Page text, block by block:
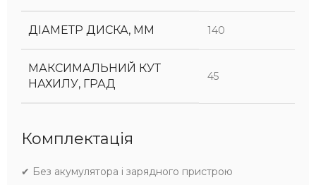
ДІАМЕТР ДИСКА, ММ 140
МАКСИМАЛЬНИЙ КУТ
НАХИЛУ, ГРАД
45
Комплектація
✔ Без акумулятора і зарядного пристрою